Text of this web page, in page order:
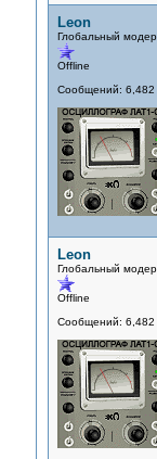
Leon
Глобальный
Offline
Сообщений: 6,482
Leon
Глобальный
Offline
Сообщений: 6,482